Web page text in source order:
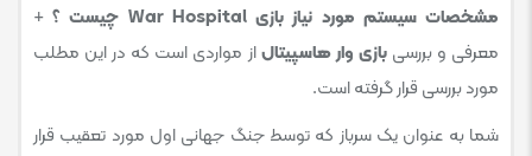
مشخصات سیستم مورد نیاز بازی War Hospital چیست ؟
+
معرفی و بررسی بازی وار هاسپیتالاز مواردی است که در این مطلب
مورد بررسی قرار گرفته است.
شما به عنوان یک سرباز که توسط جنگ جهانی اول مورد تعقیب قرار